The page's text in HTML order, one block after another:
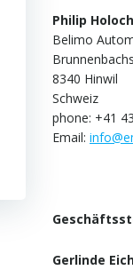
Philip
Belimo
8340 Hinwil
Schweiz
phone: +41
Email:
Gerlinde